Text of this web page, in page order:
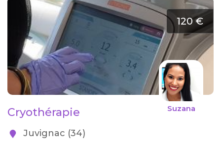
120 €
Suzana
Cryothérapie
Juvignac (34)